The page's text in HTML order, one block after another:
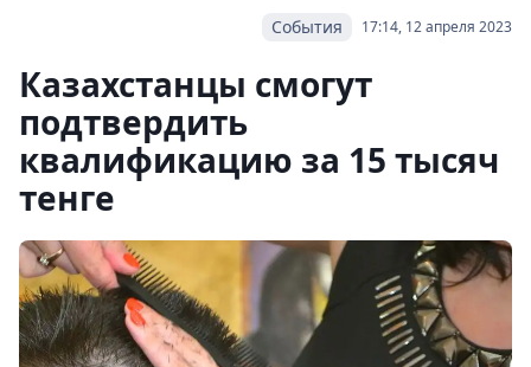
17:14, 12 апреля 2023
События
Казахстанцы смогут
подтвердить
квалификацию за 15 тысяч
тенге